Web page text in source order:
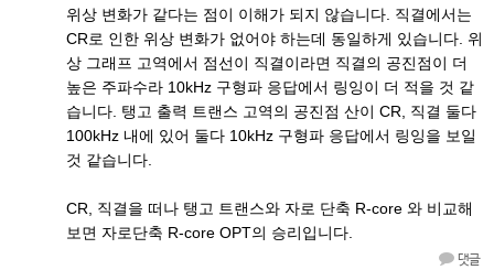
위상 변화가 같다는 점이 이해가 되지 않습니다. 직결에서는
CR로 인한 위상 변화가 없어야 하는데 동일하게 있습니다. 위
상 그래프 고역에서 점선이 직결이라면 직결의 공진점이 더
높은 주파수라 10kHz 구형파 응답에서 링잉이 더 적을 것 같
습니다. 탱고 출력 트랜스 고역의 공진점 산이 CR, 직결 둘다
100kHz 내에 있어 둘다 10kHz 구형파 응답에서 링잉을 보일
것 같습니다.
CR, 직결을 떠나 탱고 트랜스와 자로 단축 R-core 와 비교해
보면 자로단축 R-core OPT의 승리입니다.
댓글